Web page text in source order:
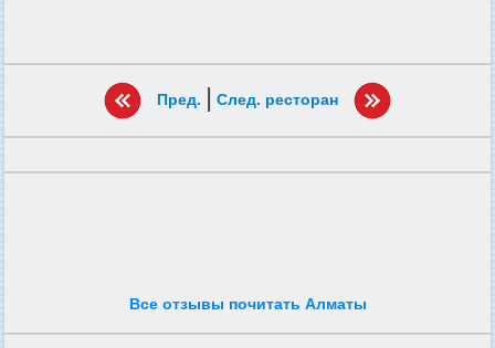
Пред. | След. ресторан
Все отзывы почитать Алматы